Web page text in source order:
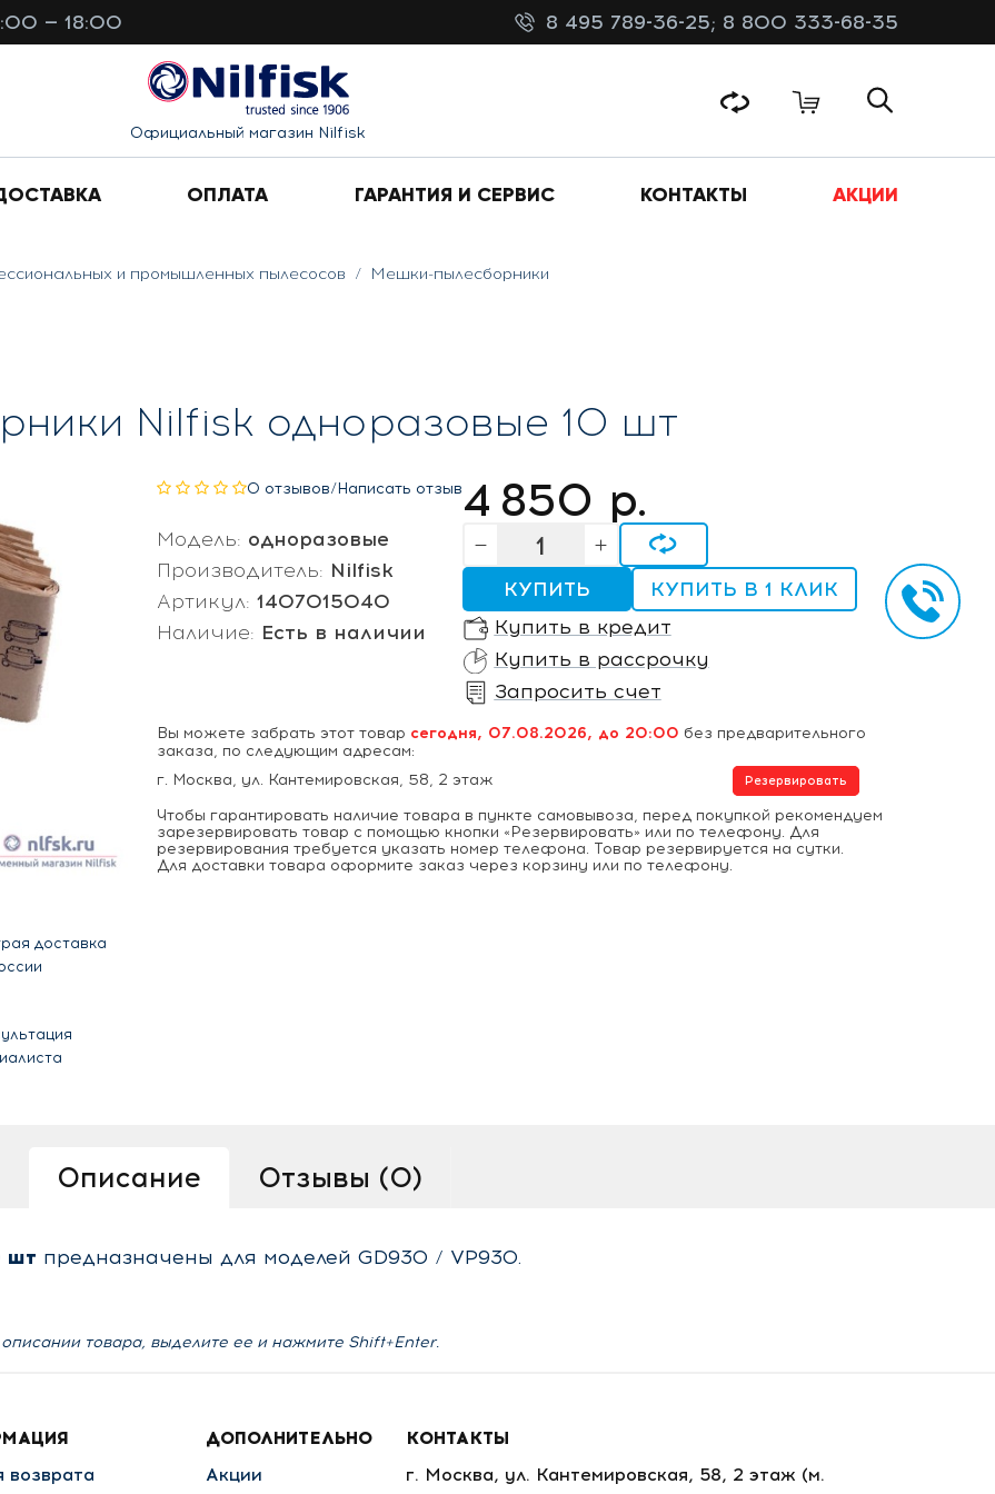
— 18:00 8 495 789-36-25; 8 800 333-68-35
Официальный магазин Nilfisk
ОПЛАТА ГАРАНТИЯ И СЕРВИС КОНТАКТЫ АКЦИИ
и промышленных пылесосов
Мешки-пылесборники
Nilfisk одноразовые 10 шт
доставка
0 отзывов/Написать отзыв
Модель: одноразовые
Производитель: Nilfisk
Артикул: 1407015040
Наличие: Есть в наличии
4 850 р.
КУПИТЬ
КУПИТЬ В 1 КЛИК
Купить в кредит
Купить в рассрочку
Запросить счет
Вы можете забрать этот товар сегодня, 07.08.2026, до 20:00 без предварительного
заказа, по следующим адресам:
г. Москва, ул. Кантемировская, 58, 2 этаж
Резервировать
Чтобы гарантировать наличие товара в пункте самовывоза, перед покупкой рекомендуем
зарезервировать товар с помощью кнопки «Резервировать» или по телефону. Для
резервирования требуется указать номер телефона. Товар резервируется на сутки.
Для доставки товара оформите заказ через корзину или по телефону.
Описание Отзывы (0)
шт предназначены для моделей GD930 / VP930.
товара, выделите ее и нажмите Shift+Enter.
возврата
ДОПОЛНИТЕЛЬНО
Акции
КОНТАКТЫ
г. Москва, ул. Кантемировская, 58, 2 этаж (м.